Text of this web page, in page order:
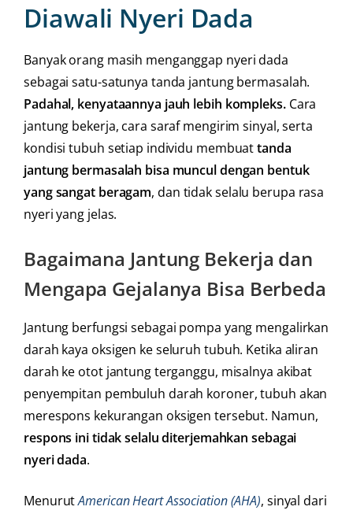
Diawali Nyeri Dada
Banyak orang masih menganggap nyeri dada
sebagai satu-satunya tanda jantung bermasalah.
Padahal, kenyataannya jauh lebih kompleks.Cara
jantung bekerja, cara saraf mengirim sinyal, serta
kondisi tubuh setiap individu membuattanda
jantung bermasalah bisa muncul dengan bentuk
yang sangat beragam, dan tidak selalu berupa rasa
nyeri yang jelas.
Bagaimana Jantung Bekerja dan
Mengapa Gejalanya Bisa Berbeda
Jantung berfungsi sebagai pompa yang mengalirkan
darah kaya oksigen ke seluruh tubuh. Ketika aliran
darah ke otot jantung terganggu, misalnya akibat
penyempitan pembuluh darah koroner, tubuh akan
merespons kekurangan oksigen tersebut. Namun,
respons ini tidak selalu diterjemahkan sebagai
nyeri dada.
MenurutAmerican Heart Association (AHA), sinyal dari